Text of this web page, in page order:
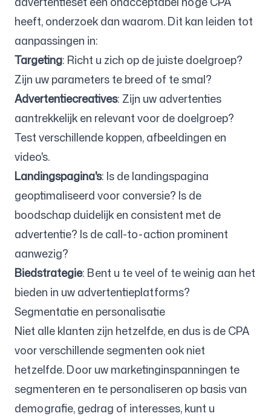
heeft, onderzoek dan waarom. Dit kan leiden tot
aanpassingen in:
Targeting: Richt u zich op de juiste doelgroep?
Zijn uw parameters te breed of te smal?
Advertentiecreatives: Zijn uw advertenties
aantrekkelijk en relevant voor de doelgroep?
Test verschillende koppen, afbeeldingen en
video's.
Landingspagina's: Is de landingspagina
geoptimaliseerd voor conversie? Is de
boodschap duidelijk en consistent met de
advertentie? Is de call-to-action prominent
aanwezig?
Biedstrategie: Bent u te veel of te weinig aan het
bieden in uw advertentieplatforms?
Segmentatie en personalisatie
Niet alle klanten zijn hetzelfde, en dus is de CPA
voor verschillende segmenten ook niet
hetzelfde. Door uw marketinginspanningen te
segmenteren en te personaliseren op basis van
demografie, gedrag of interesses, kunt u